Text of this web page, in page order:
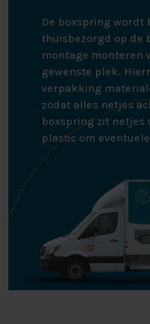
De boxspring wordt
thuisbezorgd op de
montage monteren
gewenste plek.
verpakking
zodat alles netjes
boxspring zit netjes
plastic om